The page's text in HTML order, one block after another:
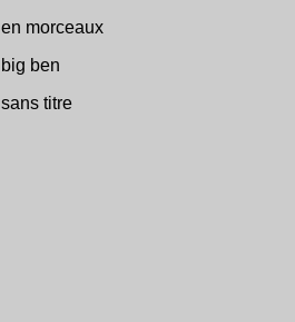
en morceaux
big ben
sans titre